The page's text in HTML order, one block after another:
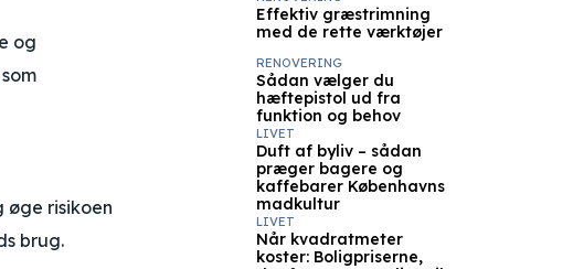
og
øge risikoen
brug.
Effektiv græstrimning
med de rette værktøjer
Sådan vælger du
hæftepistol ud fra
funktion og behov
RENOVERING
Duft af byliv – sådan
præger bagere og
kaffebarer Københavns
madkultur
LIVET
Når kvadratmeter
koster: Boligpriserne,
LIVET